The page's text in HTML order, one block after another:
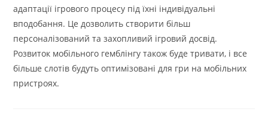
адаптації ігрового процесу під їхні індивідуальні
вподобання. Це дозволить створити більш
персоналізований та захопливий ігровий досвід.
Розвиток мобільного гемблінгу також буде тривати, і все
більше слотів будуть оптимізовані для гри на мобільних
пристроях.